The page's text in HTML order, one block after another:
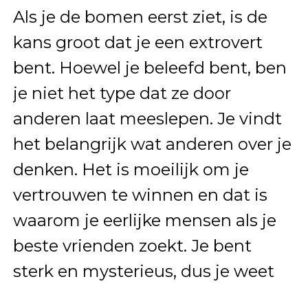
Als je de bomen eerst ziet, is de
kans groot dat je een extrovert
bent. Hoewel je beleefd bent, ben
je niet het type dat ze door
anderen laat meeslepen. Je vindt
het belangrijk wat anderen over je
denken. Het is moeilijk om je
vertrouwen te winnen en dat is
waarom je eerlijke mensen als je
beste vrienden zoekt. Je bent
sterk en mysterieus, dus je weet